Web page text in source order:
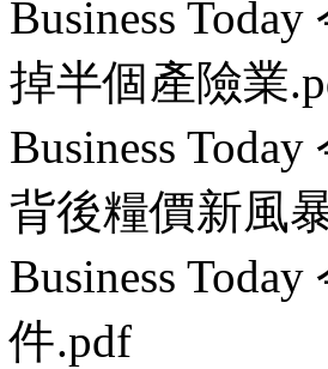
Business
掉半個產險業
Business
背後糧價新風
Business
件.pdf